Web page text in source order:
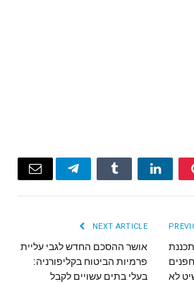
LinkedIn
Tumblr
Telegram
Email
לא
NEXT ARTICLE
אושר ההסכם החדש לגבי עליית
פרמיות הביטוח בקליפורניה:
בעלי בתים עשויים לקבל